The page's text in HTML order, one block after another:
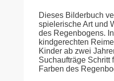
Dieses Bilderbuch
spielerische Art und
des Regenbogens.
kindgerechten
Kinder ab zwei
Suchaufträge Schritt
Farben des